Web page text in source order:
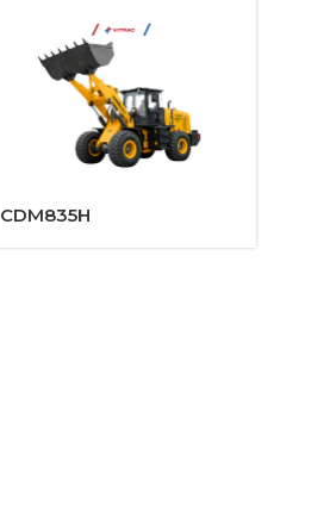
CDM835H